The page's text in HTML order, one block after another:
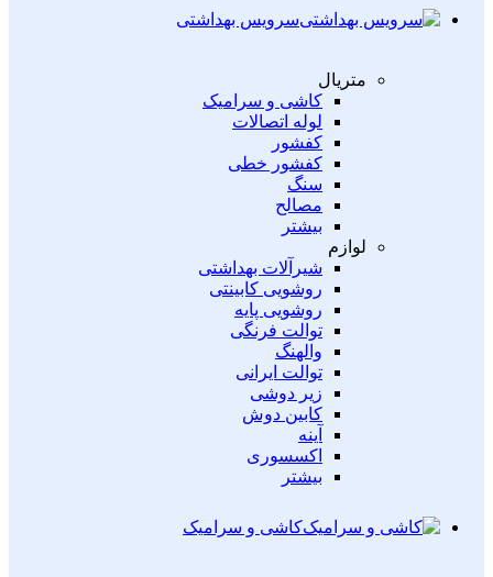
سرویس بهداشتی
متریال
کاشی و سرامیک
لوله اتصالات
کفشور
کفشور خطی
سنگ
مصالح
بیشتر
لوازم
شیرآلات بهداشتی
روشویی کابینتی
روشویی پایه
توالت فرنگی
والهنگ
توالت ایرانی
زیر دوشی
کابین دوش
آینه
اکسسوری
بیشتر
کاشی و سرامیک